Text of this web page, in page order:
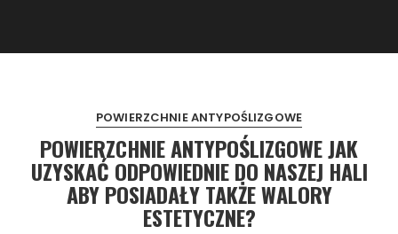
POWIERZCHNIE ANTYPOŚLIZGOWE
POWIERZCHNIE ANTYPOŚLIZGOWE JAK
UZYSKAĆ ODPOWIEDNIE DO NASZEJ HALI
ABY POSIADAŁY TAKŻE WALORY
ESTETYCZNE?